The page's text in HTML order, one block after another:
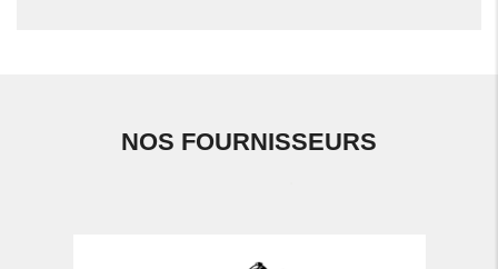
NOS FOURNISSEURS